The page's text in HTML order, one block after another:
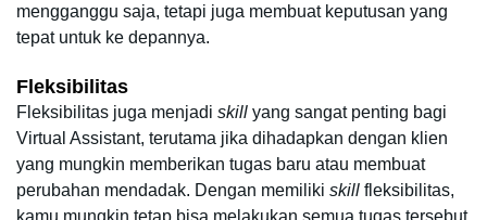
mengganggu saja, tetapi juga membuat keputusan yang
tepat untuk ke depannya.
Fleksibilitas
Fleksibilitas juga menjadi skill yang sangat penting bagi
Virtual Assistant, terutama jika dihadapkan dengan klien
yang mungkin memberikan tugas baru atau membuat
perubahan mendadak. Dengan memiliki skill fleksibilitas,